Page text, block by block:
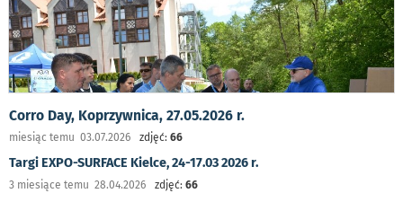
Corro Day, Koprzywnica, 27.05.2026 r.
miesiąc temu 03.07.2026 zdjęć: 66
Targi EXPO-SURFACE Kielce, 24-17.03 2026 r.
3 miesiące temu 28.04.2026 zdjęć: 66